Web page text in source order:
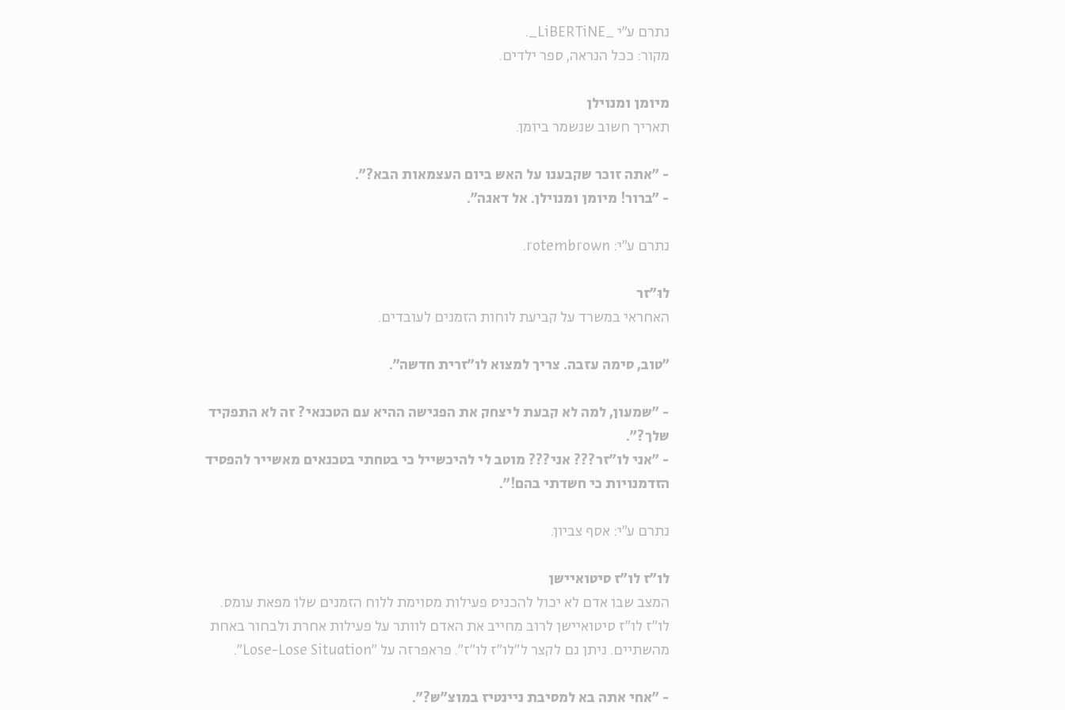
נתרם ע"י _LiBERTiNE_.
מקור: ככל הנראה, ספר ילדים.
מיומן ומנוילן
תאריך חשוב שנשמר ביומן.
- "אתה זוכר שקבענו על האש ביום העצמאות הבא?".
- "ברור! מיומן ומנוילן. אל דאגה".
נתרם ע"י: rotembrown.
לוּ"זר
האחראי במשרד על קביעת לוחות הזמנים לעובדים.
"טוב, סימה עזבה. צריך למצוא לו"זרית חדשה".
- "שמעון, למה לא קבעת ליצחק את הפגישה ההיא עם הטכנאי? זה לא התפקיד
שלך?".
- "אני לו"זר??? אני??? מוטב לי להיכשייל כי בטחתי בטכנאים מאשייר להפסיד
הזדמנויות כי חשדתי בהם!".
נתרם ע"י: אסף צביון.
לו"ז לו"ז סיטואיישן
המצב שבו אדם לא יכול להכניס פעילות מסוימת ללוח הזמנים שלו מפאת עומס.
לו"ז לו"ז סיטואיישן לרוב מחייב את האדם לוותר על פעילות אחרת ולבחור באחת
מהשתיים. ניתן גם לקצר ל"לו"ז לו"ז". פראפרזה על "Lose-Lose Situation".
- "אחי אתה בא למסיבת ניינטיז במוצ"ש?".